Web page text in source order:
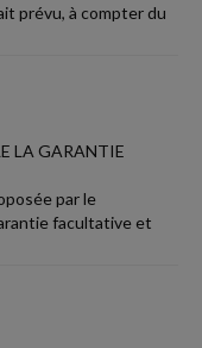
prévu, à compter du
LA GARANTIE
par le
facultative et